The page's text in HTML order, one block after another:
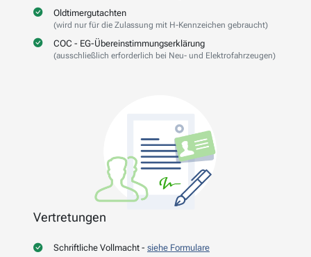
Oldtimergutachten
(wird nur für die Zulassung mit H-Kennzeichen gebraucht)
COC - EG-Übereinstimmungserklärung
(ausschließlich erforderlich bei Neu- und Elektrofahrzeugen)
Vertretungen
Schriftliche Vollmacht - siehe Formulare